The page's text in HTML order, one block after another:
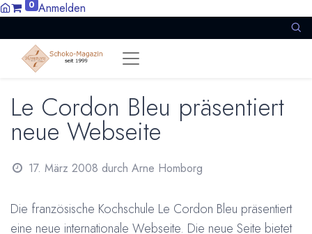
0 Anmelden
Le Cordon Bleu präsentiert
neue Webseite
17. März 2008 durch Arne Homborg
Die französische Kochschule Le Cordon Bleu präsentiert
eine neue internationale Webseite. Die neue Seite bietet